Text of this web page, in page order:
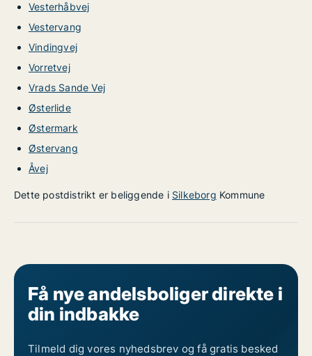
Vesterhåbvej
Vestervang
Vindingvej
Vorretvej
Vrads Sande Vej
Østerlide
Østermark
Østervang
Åvej
Dette postdistrikt er beliggende i Silkeborg Kommune
Få nye andelsboliger direkte i
din indbakke
Tilmeld dig vores nyhedsbrev og få gratis besked